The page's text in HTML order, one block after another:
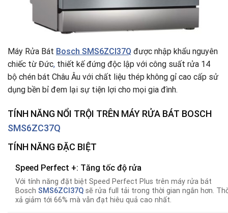
Máy Rửa Bát Bosch SMS6ZCI37Q được nhập khẩu nguyên
chiếc từ Đức, thiết kế đứng độc lập với công suất rửa 14
bộ chén bát Châu Âu với chất liệu thép không gỉ cao cấp sử
dụng bền bỉ đem lại sự tiện lợi cho mọi gia đình.
TÍNH NĂNG NỔI TRỘI TRÊN MÁY RỬA BÁT BOSCH
SMS6ZC37Q
TÍNH NĂNG ĐẶC BIỆT
Speed Perfect +: Tăng tốc độ rửa
Với tính năng đặt biệt Speed Perfect Plus trên máy rửa bát
BoschSMS6ZCI37Q sẽ rửa full tải trong thời gian ngắn hơn.
xả giảm tới 66% mà vẫn đạt hiêu quả cao nhất.